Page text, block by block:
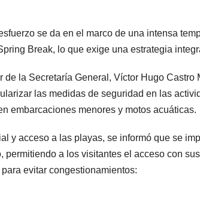
se da en el marco de una intensa
Break, lo que exige una estrategia
de la Secretaría General, Víctor Hugo
las medidas de seguridad en las
embarcaciones menores y motos acuáticas.
y acceso a las playas, se informó que se
permitiendo a los visitantes el acceso con
evitar congestionamientos: